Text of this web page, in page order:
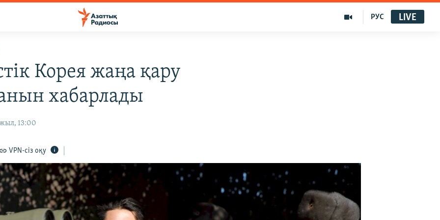
РУС LIVE
Корея жаңа қару
хабарлады
13:00
VPN-сіз оқу